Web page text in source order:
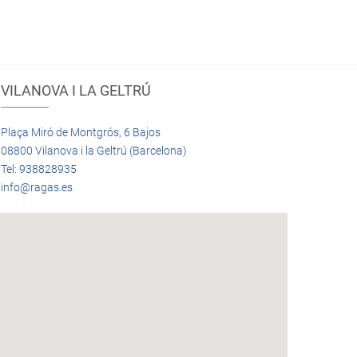
VILANOVA I LA GELTRÚ
Plaça Miró de Montgrós, 6 Bajos
08800 Vilanova i la Geltrú (Barcelona)
Tel: 938828935
info@ragas.es